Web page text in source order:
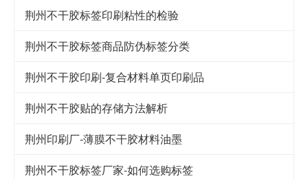
荆州不干胶标签印刷粘性的检验
荆州不干胶标签商品防伪标签分类
荆州不干胶印刷-复合材料单页印刷品
荆州不干胶贴的存储方法解析
荆州印刷厂-薄膜不干胶材料油墨
荆州不干胶标签厂家-如何选购标签